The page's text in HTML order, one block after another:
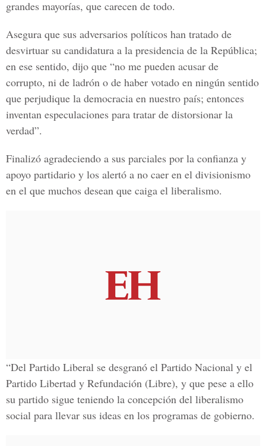
grandes mayorías, que carecen de todo.
Asegura que sus adversarios políticos han tratado de
desvirtuar su candidatura a la presidencia de la República;
en ese sentido, dijo que “no me pueden acusar de
corrupto, ni de ladrón o de haber votado en ningún sentido
que perjudique la democracia en nuestro país; entonces
inventan especulaciones para tratar de distorsionar la
verdad”.
Finalizó agradeciendo a sus parciales por la confianza y
apoyo partidario y los alertó a no caer en el divisionismo
en el que muchos desean que caiga el liberalismo.
“Del Partido Liberal se desgranó el Partido Nacional y el
Partido Libertad y Refundación (Libre), y que pese a ello
su partido sigue teniendo la concepción del liberalismo
social para llevar sus ideas en los programas de gobierno.